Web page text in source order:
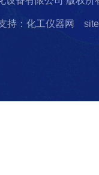
持：化工仪器网